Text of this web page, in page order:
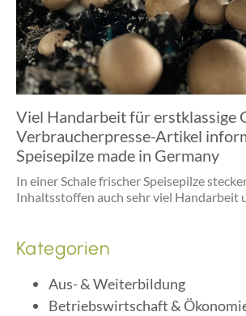
Viel Handarbeit für erstklassige
Verbraucherpresse-Artikel
Speisepilze made in Germany
In einer Schale frischer Speisepilze
Inhaltsstoffen auch sehr viel Handarbeit
Kategorien
Aus- & Weiterbildung
Betriebswirtschaft &